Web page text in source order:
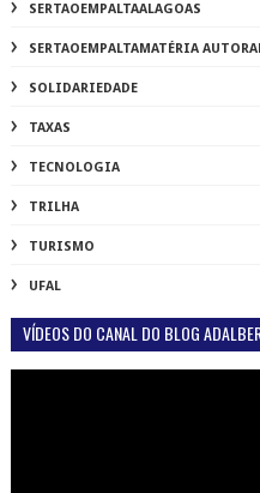
SERTAOEMPALTAALAGOAS
SERTAOEMPALTAMATÉRIA
SOLIDARIEDADE
TAXAS
TECNOLOGIA
TRILHA
TURISMO
UFAL
VÍDEOS DO CANAL DO BLOG